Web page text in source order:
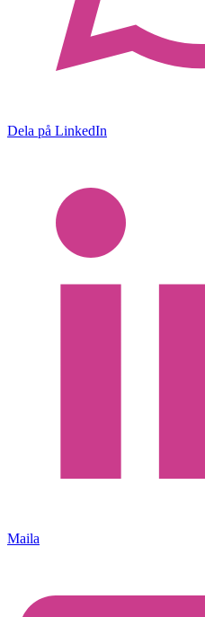
Dela på LinkedIn
Maila